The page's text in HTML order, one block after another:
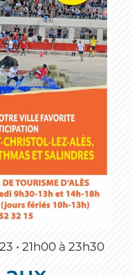
• 21h00 à 23h30